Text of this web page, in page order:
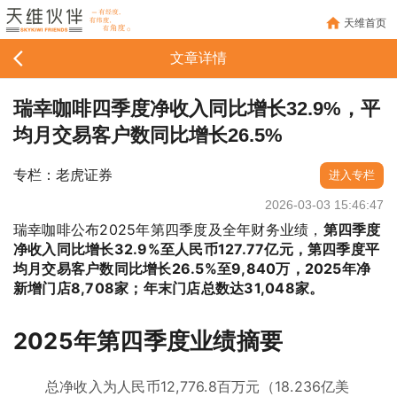
天维首页
文章详情
瑞幸咖啡四季度净收入同比增长32.9%，平
均月交易客户数同比增长26.5%
专栏：老虎证券 进入专栏
2026-03-03 15:46:47
瑞幸咖啡公布2025年第四季度及全年财务业绩， 第四季度
净收入同比增长32.9%至人民币127.77亿元，第四季度平
均月交易客户数同比增长26.5%至9,840万，2025年净
新增门店8,708家；年末门店总数达31,048家。
2025年第四季度业绩摘要
总净收入为人民币12,776.8百万元（18.236亿美